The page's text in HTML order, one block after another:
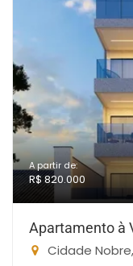
A partir de:
R$ 820.000
Apartamento à
Cidade